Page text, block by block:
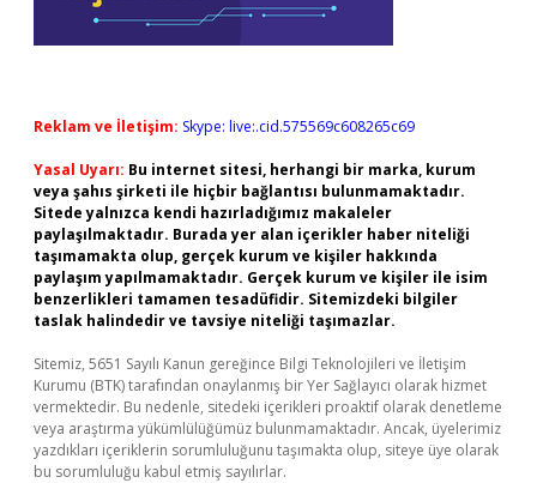
Reklam ve İletişim: Skype: live:.cid.575569c608265c69
Yasal Uyarı: Bu internet sitesi, herhangi bir marka, kurum
veya şahıs şirketi ile hiçbir bağlantısı bulunmamaktadır.
Sitede yalnızca kendi hazırladığımız makaleler
paylaşılmaktadır. Burada yer alan içerikler haber niteliği
taşımamakta olup, gerçek kurum ve kişiler hakkında
paylaşım yapılmamaktadır. Gerçek kurum ve kişiler ile isim
benzerlikleri tamamen tesadüfidir. Sitemizdeki bilgiler
taslak halindedir ve tavsiye niteliği taşımazlar.
Sitemiz, 5651 Sayılı Kanun gereğince Bilgi Teknolojileri ve İletişim
Kurumu (BTK) tarafından onaylanmış bir Yer Sağlayıcı olarak hizmet
vermektedir. Bu nedenle, sitedeki içerikleri proaktif olarak denetleme
veya araştırma yükümlülüğümüz bulunmamaktadır. Ancak, üyelerimiz
yazdıkları içeriklerin sorumluluğunu taşımakta olup, siteye üye olarak
bu sorumluluğu kabul etmiş sayılırlar.